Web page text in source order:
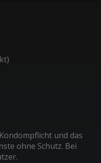
und das
ohne Schutz. Bei